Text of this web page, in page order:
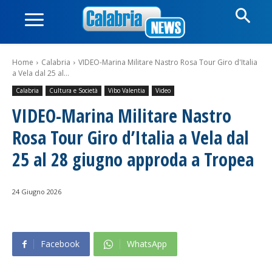
Home Calabria
VIDEO-Marina Militare Nastro Rosa Tour Giro d'Italia
a Vela dal 25 al...
Calabria Cultura e Società Vibo Valentia Video
VIDEO-Marina Militare Nastro
Rosa Tour Giro d’Italia a Vela dal
25 al 28 giugno approda a Tropea
24 Giugno 2026
Facebook WhatsApp